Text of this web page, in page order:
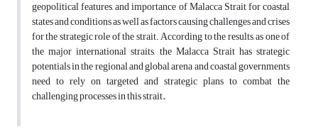
geopolitical features, and importance of Malacca Strait for coastal
states and conditions as well as factors causing challenges and crises
for the strategic role of the strait. According to the results, as one of
the major international straits, the Malacca Strait has strategic
potentials in the regional and global arena and coastal governments
need to rely on targeted and strategic plans to combat the
challenging processes in this strait.